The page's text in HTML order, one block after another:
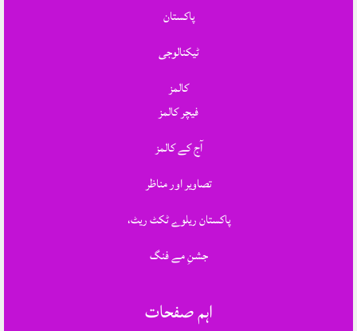
پاکستان
ٹیکنالوجی
کالمز
فیچر کالمز
آج کے کالمز
تصاویر اور مناظر
پاکستان ریلوے ٹکٹ ریٹ،
جشنِ مے فنگ
اہم صفحات